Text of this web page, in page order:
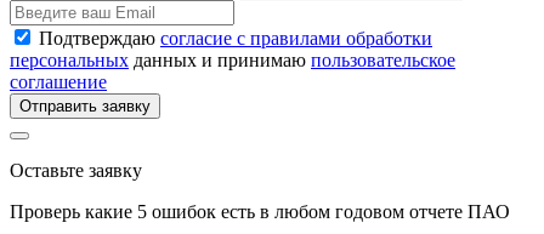
Подтверждаю согласие с правилами обработки
персональных данных и принимаю пользовательское
соглашение
Отправить заявку
Оставьте заявку
Проверь какие 5 ошибок есть в любом годовом отчете ПАО